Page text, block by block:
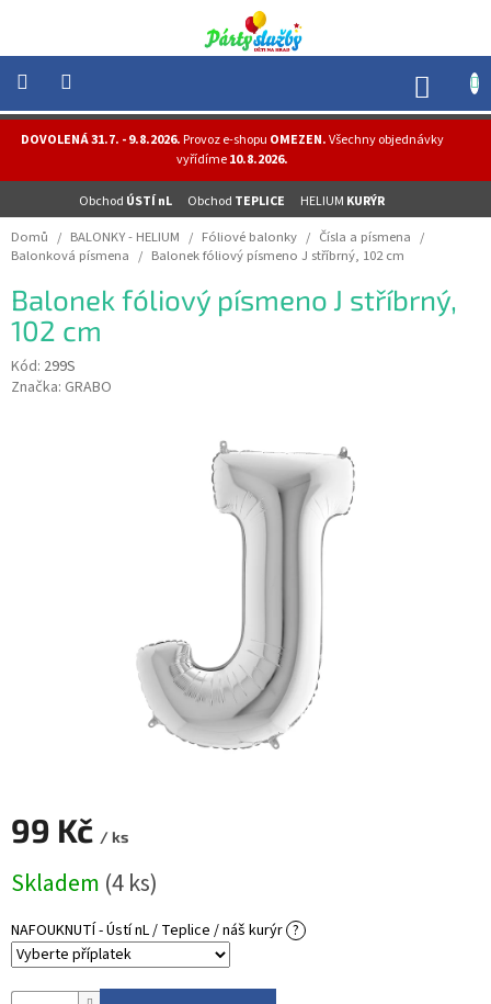
obsah
DOVOLENÁ 31.7. - 9.8.2026.Provoz e-shopu OMEZEN.Všechny objednávky
vyřídíme10.8.2026.
Obchod ÚSTÍ nL Obchod TEPLICE HELIUM KURÝR
NOVINKY
HELIUM
-
OSLAVY
MASKY
-
KOSTÝMY
Domů / BALONKY - HELIUM / Fóliové balonky / Čísla a písmena /
Balonková písmena / Balonek fóliový písmeno J stříbrný, 102 cm
Balonek fóliový písmeno J stříbrný,
102 cm
Kód: 299S
Značka: GRABO
99 Kč / ks
cena:
Skladem (4 ks)
NAFOUKNUTÍ - Ústí nL / Teplice / náš kurýr ?